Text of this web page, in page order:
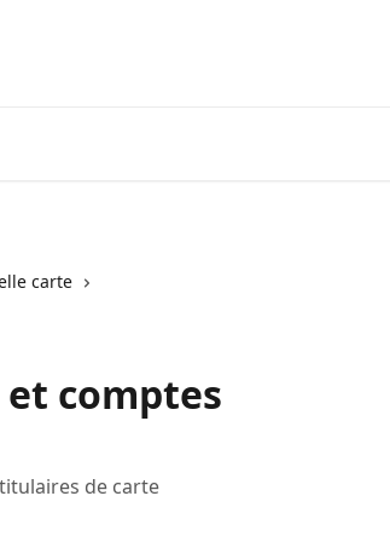
carte
comptes
de carte